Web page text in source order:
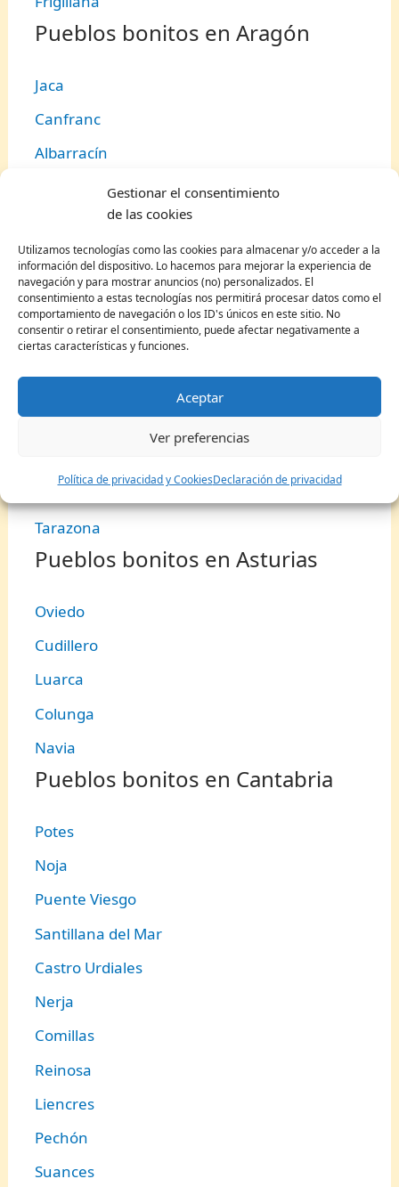
Gestionar el consentimiento
de las cookies
Utilizamos tecnologías como las cookies para almacenar y/o acceder a la
información del dispositivo. Lo hacemos para mejorar la experiencia de
navegación y para mostrar anuncios (no) personalizados. El
consentimiento a estas tecnologías nos permitirá procesar datos como el
comportamiento de navegación o los ID's únicos en este sitio. No
consentir o retirar el consentimiento, puede afectar negativamente a
ciertas características y funciones.
Aceptar
Ver preferencias
Política de privacidad y CookiesDeclaración de privacidad
Pueblos bonitos en Aragón
Jaca
Canfranc
Albarracín
Panticosa
Mora de Rubielos
Teruel
Tarazona
Pueblos bonitos en Asturias
Oviedo
Cudillero
Luarca
Colunga
Navia
Pueblos bonitos en Cantabria
Potes
Noja
Puente Viesgo
Santillana del Mar
Castro Urdiales
Nerja
Comillas
Reinosa
Liencres
Pechón
Suances